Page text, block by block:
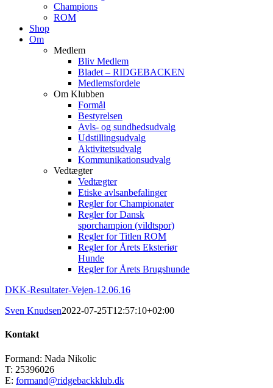
Champions
ROM
Shop
Om
Medlem
Bliv Medlem
Bladet – RIDGEBACKEN
Medlemsfordele
Om Klubben
Formål
Bestyrelsen
Avls- og sundhedsudvalg
Udstillingsudvalg
Aktivitetsudvalg
Kommunikationsudvalg
Vedtægter
Vedtægter
Etiske avlsanbefalinger
Regler for Championater
Regler for Dansk
sporchampion (vildtspor)
Regler for Titlen ROM
Regler for Årets Eksteriør
Hunde
Regler for Årets Brugshunde
DKK-Resultater-Vejen-12.06.16
Sven Knudsen2022-07-25T12:57:10+02:00
Kontakt
Formand: Nada Nikolic
T: 25396026
E: formand@ridgebackklub.dk